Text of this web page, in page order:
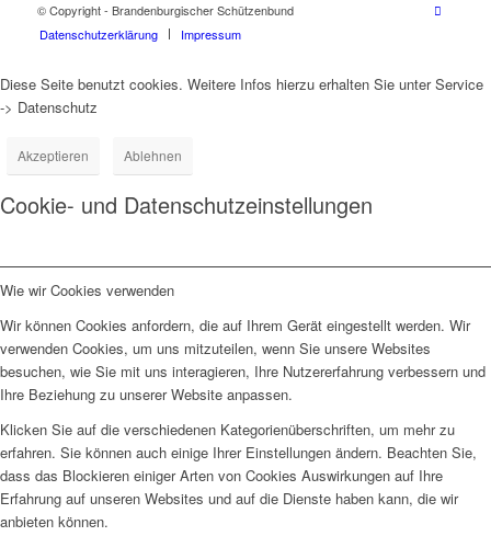
© Copyright - Brandenburgischer Schützenbund
Datenschutzerklärung
Impressum
Diese Seite benutzt cookies. Weitere Infos hierzu erhalten Sie unter Service
-> Datenschutz
Akzeptieren Ablehnen
Cookie- und Datenschutzeinstellungen
Wie wir Cookies verwenden
Wir können Cookies anfordern, die auf Ihrem Gerät eingestellt werden. Wir
verwenden Cookies, um uns mitzuteilen, wenn Sie unsere Websites
besuchen, wie Sie mit uns interagieren, Ihre Nutzererfahrung verbessern und
Ihre Beziehung zu unserer Website anpassen.
Klicken Sie auf die verschiedenen Kategorienüberschriften, um mehr zu
erfahren. Sie können auch einige Ihrer Einstellungen ändern. Beachten Sie,
dass das Blockieren einiger Arten von Cookies Auswirkungen auf Ihre
Erfahrung auf unseren Websites und auf die Dienste haben kann, die wir
anbieten können.